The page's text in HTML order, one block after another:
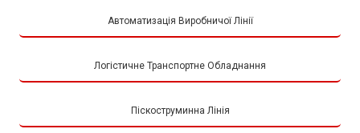
Автоматизація Виробничої Лінії
Логістичне Транспортне Обладнання
Піскоструминна Лінія